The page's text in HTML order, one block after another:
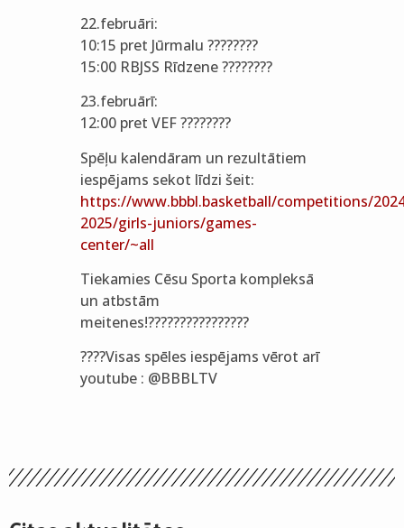
22.februāri:
10:15 pret Jūrmalu ????????
15:00 RBJSS Rīdzene ????????
23.februārī:
12:00 pret VEF ????????
Spēļu kalendāram un rezultātiem
iespējams sekot līdzi šeit:
https://www.bbbl.basketball/competitions/
2025/girls-juniors/games-
center/~all
Tiekamies Cēsu Sporta kompleksā
un atbstām
meitenes!????????????????
????Visas spēles iespējams vērot arī
youtube : @BBBLTV